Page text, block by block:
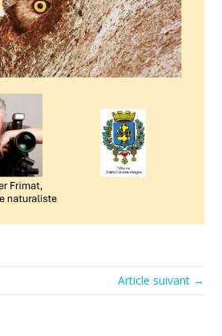
Article suivant →